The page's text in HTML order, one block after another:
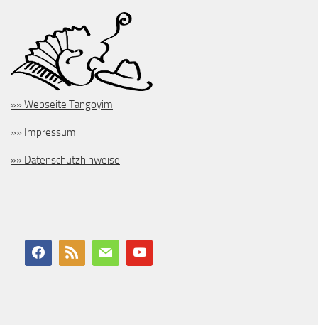
»» Webseite Tangoyim
»» Impressum
»» Datenschutzhinweise